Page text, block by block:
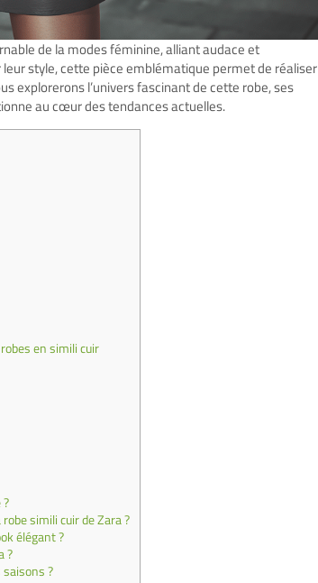
de la modes féminine, alliant audace et
style, cette pièce emblématique permet de réaliser
explorerons l’univers fascinant de cette robe, ses
au cœur des tendances actuelles.
en simili cuir
simili cuir de Zara ?
élégant ?
?
?